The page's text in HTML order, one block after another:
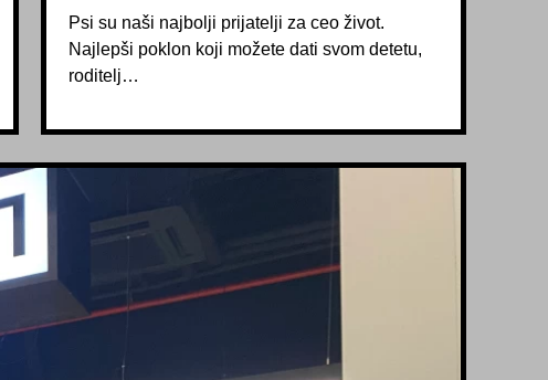
Psi su naši najbolji prijatelji za ceo život.
Najlepši poklon koji možete dati svom detetu,
roditelj…